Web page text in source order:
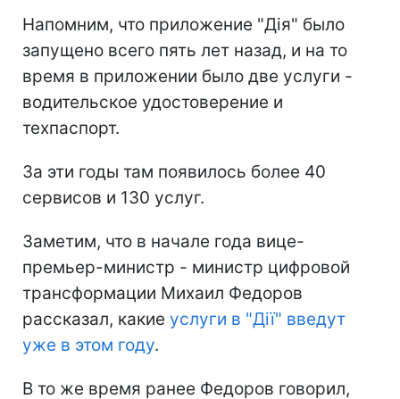
Напомним, что приложение "Дія" было
запущено всего пять лет назад, и на то
время в приложении было две услуги -
водительское удостоверение и
техпаспорт.
За эти годы там появилось более 40
сервисов и 130 услуг.
Заметим, что в начале года вице-
премьер-министр - министр цифровой
трансформации Михаил Федоров
рассказал, какие услуги в "Дії" введут
уже в этом году.
В то же время ранее Федоров говорил,